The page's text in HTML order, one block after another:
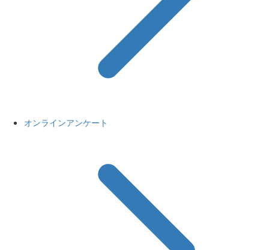
オンラインアンケート